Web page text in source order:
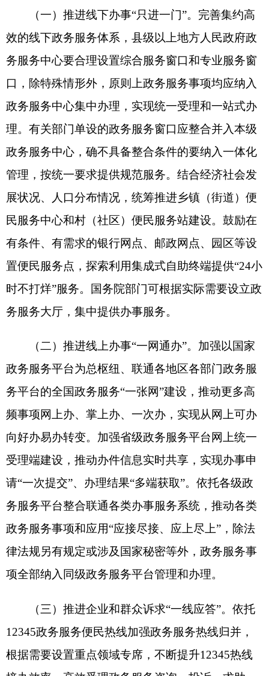
置便民服务点，探索利用集成式自助终端提供“24小
时不打烊”服务。国务院部门可根据实际需要设立政
务服务大厅，集中提供办事服务。
（二）推进线上办事“一网通办”。加强以国家
政务服务平台为总枢纽、联通各地区各部门政务服
务平台的全国政务服务“一张网”建设，推动更多高
频事项网上办、掌上办、一次办，实现从网上可办
受理端建设，推动办件信息实时共享，实现办事申
请“一次提交”、办理结果“多端获取”。依托各级政
务服务平台整合联通各类办事服务系统，推动各类
政务服务事项和应用“应接尽接、应上尽上”，除法
律法规另有规定或涉及国家秘密等外，政务服务事
（三）推进企业和群众诉求“一线应答”。依托
根据需要设置重点领域专席，不断提升12345热线
接办效率，高效受理政务服务咨询、投诉、求助、
作用，及时了解问题建议，推动解决服务问题。提
高12345与110对接联动效率，科学合理分流非警务
求助。加强12345热线与政务服务平台投诉建议体
系、“好差评”体系等业务协同，打造便捷、高效、
三、全面深化政务服务模式创新
（四）推进关联事项集成办。从企业和群众视
角出发，将需要多个部门办理或跨层级办理，关联
成办理，为企业和群众提供“一件事一次办”、“一类
事一站办”服务。明确每个“一件事”的牵头部门和配
合部门及各自职责，强化跨部门政策、业务、系统